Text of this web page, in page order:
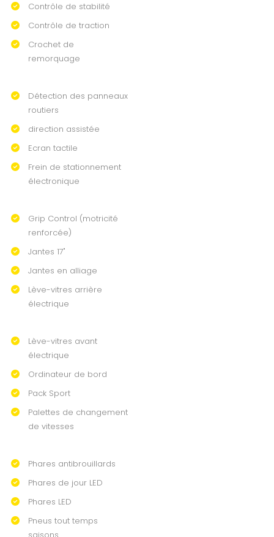
Contrôle de stabilité
Contrôle de traction
Crochet de
remorquage
Détection des panneaux
routiers
direction assistée
Ecran tactile
Frein de stationnement
électronique
Grip Control (motricité
renforcée)
Jantes 17"
Jantes en alliage
Lève-vitres arrière
électrique
Lève-vitres avant
électrique
Ordinateur de bord
Pack Sport
Palettes de changement
de vitesses
Phares antibrouillards
Phares de jour LED
Phares LED
Pneus tout temps